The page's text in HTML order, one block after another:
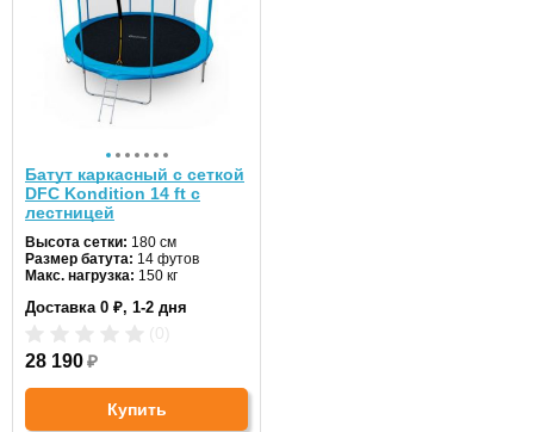
Батут каркасный с сеткой
DFC Kondition 14 ft с
лестницей
Высота сетки: 180 см
Размер батута: 14 футов
Макс. нагрузка: 150 кг
Цвет:синий
Доставка 0 ₽, 1-2 дня
28 190₽
Купить